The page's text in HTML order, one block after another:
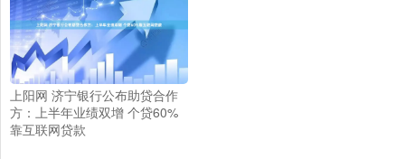
上阳网 济宁银行公布助贷合作
方：上半年业绩双增 个贷60%
靠互联网贷款